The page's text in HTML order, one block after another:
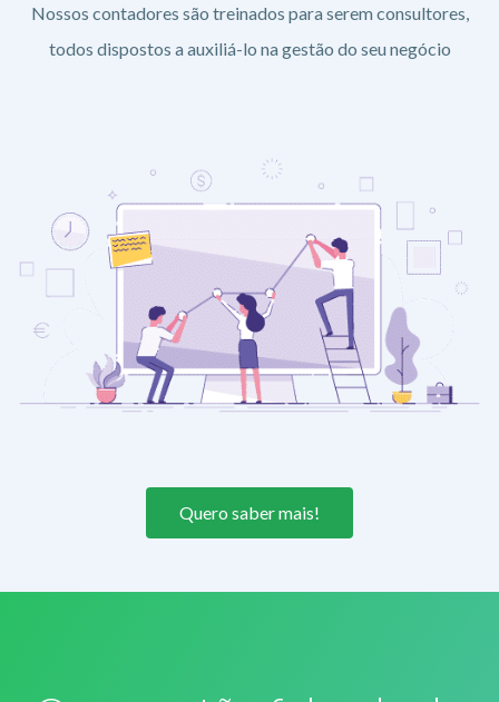
Nossos contadores são treinados para serem consultores,
todos dispostos a auxiliá-lo na gestão do seu negócio
Quero saber mais!